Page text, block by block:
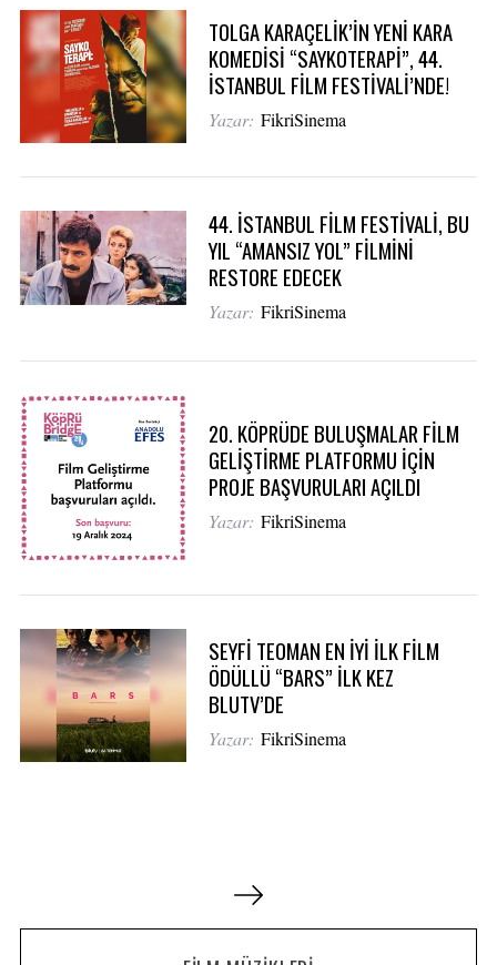
TOLGA KARAÇELİK’İN YENİ KARA
KOMEDİSİ “SAYKOTERAPİ”, 44.
İSTANBUL FİLM FESTİVALİ’NDE!
Yazar: FikriSinema
44. İSTANBUL FİLM FESTİVALİ, BU
YIL “AMANSIZ YOL” FİLMİNİ
RESTORE EDECEK
Yazar: FikriSinema
20. KÖPRÜDE BULUŞMALAR FİLM
GELİŞTİRME PLATFORMU İÇİN
PROJE BAŞVURULARI AÇILDI
Yazar: FikriSinema
SEYFİ TEOMAN EN İYİ İLK FİLM
ÖDÜLLÜ “BARS” İLK KEZ
BLUTV’DE
Yazar: FikriSinema